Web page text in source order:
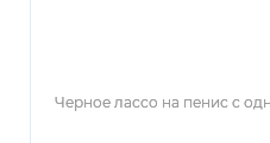
Черное лассо на пенис с